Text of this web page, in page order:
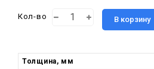
Кол-во В корзину
Толщина, мм